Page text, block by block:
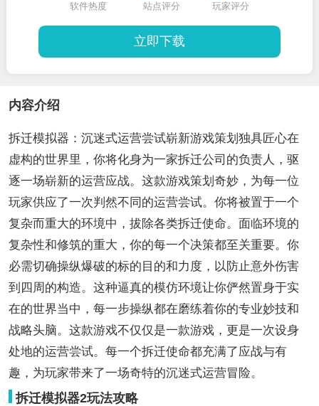
软件热度 站点评分 玩家评分
立即下载
内容介绍
拆迁模拟器：沉迷式运营尝试崭新游戏策划独具匠心在
虚构的世界里，你将化身为一家拆迁公司的负责人，驱
逐一场崭新的运营应战。这款游戏策划奇妙，为每一位
玩家供应了一次判然不同的运营尝试。你将被置于一个
复杂而重大的环境中，拔除各类拆迁使命。面临环境的
复杂性和修筑的重大，你的每一个决策都至关重要。你
必需切确操纵爆破的标的目的和力度，以防止意外伤害
到四周的构造。这种逼真的模仿环境让你俨然置身于实
在的世界当中，每一步操纵都在磨练着你的专业妙技和
战略头脑。这款游戏不仅仅是一款游戏，更是一次设身
处地的运营尝试。每一个拆迁使命都充满了应战与有
趣，为玩家带来了一场奇特的沉迷式运营冒险。
拆迁模拟器2玩法攻略